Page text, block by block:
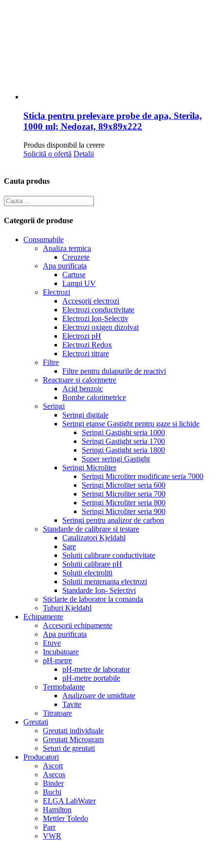
Sticla pentru prelevare probe de apa, Sterila,
1000 ml; Nedozat, 89x89x222
Produs disponibil la cerere
Solicită o ofertă Detalii
Cauta produs
Categorii de produse
Consumabile
Analiza termica
Creuzete
Apa purificata
Cartuse
Lampi UV
Electrozi
Accesorii electrozi
Electrozi conductivitate
Electrozi Ion-Selectiv
Electrozi oxigen dizolvat
Electrozi pH
Electrozi Redox
Electrozi titrare
Filtre
Filtre pentru dulapurile de reactivi
Reactoare si calorimetre
Acid benzoic
Bombe calorimetrice
Seringi
Seringi digitale
Seringi etanse Gastight pentru gaze si lichide
Seringi Gastight seria 1000
Seringi Gastight seria 1700
Seringi Gastight seria 1800
Super seringi Gastight
Seringi Microliter
Seringi Microliter modificate seria 7000
Seringi Microliter seria 600
Seringi Microliter seria 700
Seringi Microliter seria 800
Seringi Microliter seria 900
Seringi pentru analizor de carbon
Standarde de calibrare si testare
Catalizatori Kjeldahl
Sare
Solutii calibrare conductivitate
Solutii calibrare pH
Solutii electroliti
Solutii mentenanta electrozi
Standarde Ion- Selectivi
Sticlarie de laborator la comanda
Tuburi Kjeldahl
Echipamente
Accesorii echipamente
Apa purificata
Etuve
Incubatoare
pH-metre
pH-metre de laborator
pH-metre portabile
Termobalante
Analizoare de umiditate
Tavite
Titratoare
Greutati
Greutati individuale
Greutati Microgram
Seturi de greutati
Producatori
Ascott
Asecos
Binder
Buchi
ELGA LabWater
Hamilton
Mettler Toledo
Parr
VWR